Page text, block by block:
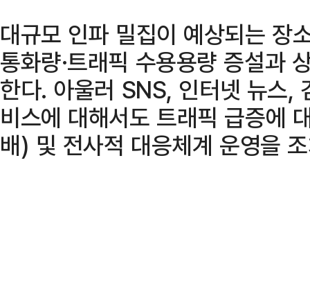
대규모 인파 밀집이 예상되는 장
통화량·트래픽 수용용량 증설과
한다. 아울러 SNS, 인터넷 뉴스,
비스에 대해서도 트래픽 급증에
배) 및 전사적 대응체계 운영을